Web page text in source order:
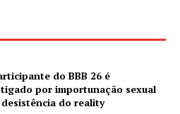
do BBB 26 é
por importunação sexual
desistência do reality